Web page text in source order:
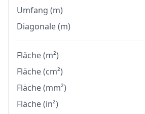
Umfang (m)
Diagonale (m)
Fläche (m²)
Fläche (cm²)
Fläche (mm²)
Fläche (in²)